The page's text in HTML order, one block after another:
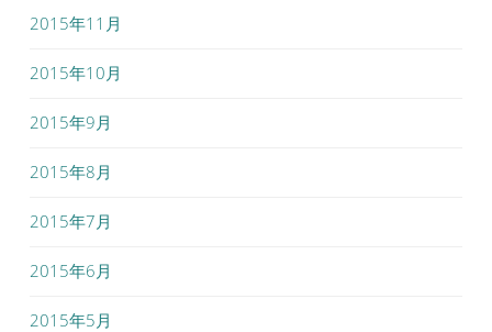
2015年11月
2015年10月
2015年9月
2015年8月
2015年7月
2015年6月
2015年5月